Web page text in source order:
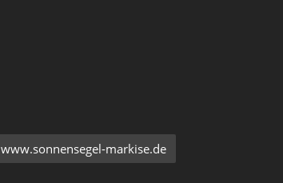
www.sonnensegel-markise.de